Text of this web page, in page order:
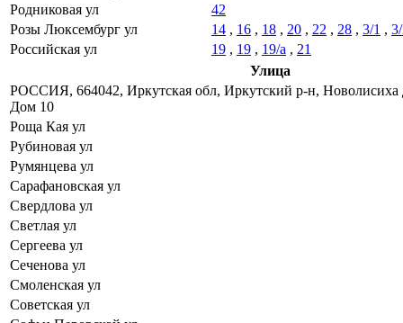
Родниковая ул
42
Розы Люксембург ул
14 , 16 , 18 , 20 , 22 , 28 , 3/1 ,
Российская ул
19 , 19 , 19/а , 21
Улица
РОССИЯ, 664042, Иркутская обл, Иркутский р-н, Новолисиха
Дом 10
Роща Кая ул
Рубиновая ул
Румянцева ул
Сарафановская ул
Свердлова ул
Светлая ул
Сергеева ул
Сеченова ул
Смоленская ул
Советская ул